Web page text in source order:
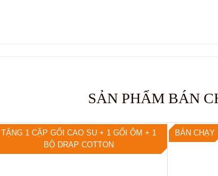
SẢN PHẨM BÁN
TẶNG 1 CẶP GỐI CAO SU + 1 GỐI ÔM + 1